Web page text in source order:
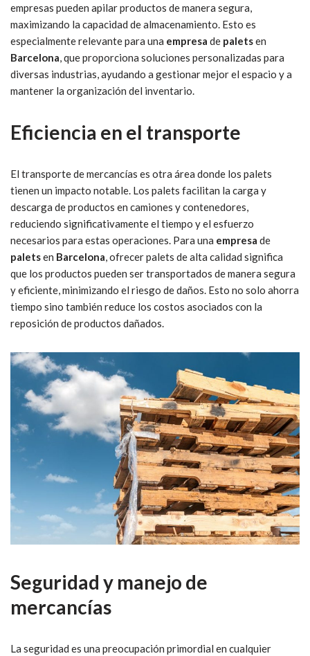
empresas pueden apilar productos de manera segura,
maximizando la capacidad de almacenamiento. Esto es
especialmente relevante para una empresa de paletsen
Barcelona, que proporciona soluciones personalizadas para
diversas industrias, ayudando a gestionar mejor el espacio y a
mantener la organización del inventario.
Eficiencia en el transporte
El transporte de mercancías es otra área donde los palets
tienen un impacto notable. Los palets facilitan la carga y
descarga de productos en camiones y contenedores,
reduciendo significativamente el tiempo y el esfuerzo
necesarios para estas operaciones. Para una empresa de
paletsen Barcelona, ofrecer palets de alta calidad significa
que los productos pueden ser transportados de manera segura
y eficiente, minimizando el riesgo de daños. Esto no solo ahorra
tiempo sino también reduce los costos asociados con la
reposición de productos dañados.
Seguridad y manejo de
mercancías
La seguridad es una preocupación primordial en cualquier